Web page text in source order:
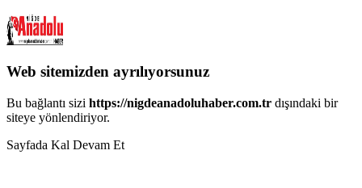
Web sitemizden ayrılıyorsunuz
Bu bağlantı sizi https://nigdeanadoluhaber.com.tr dışındaki bir
siteye yönlendiriyor.
Sayfada Kal Devam Et